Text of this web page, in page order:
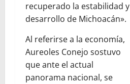
recuperado la estabilidad y
desarrollo de Michoacán».
Al referirse a la economía,
Aureoles Conejo sostuvo
que ante el actual
panorama nacional, se